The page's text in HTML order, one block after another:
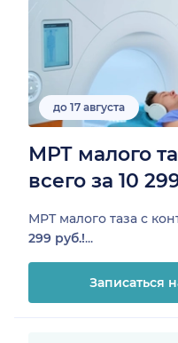
до 17 августа
МРТ малого
всего за 10
МРТ малого таза с
299 руб.!...
Записаться